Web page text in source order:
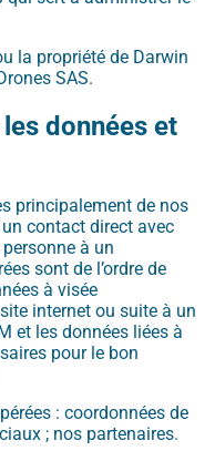
la propriété de Darwin
SAS.
données et
principalement de nos
contact direct avec
à un
sont de l’ordre de
à visée
internet ou suite à un
et les données liées à
pour le bon
: coordonnées de
; nos partenaires.